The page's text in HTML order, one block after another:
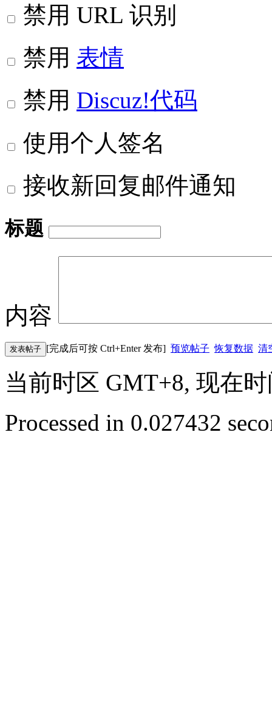
禁用 URL 识别
禁用 表情
禁用 Discuz!代码
使用个人签名
接收新回复邮件通知
标题
内容
发表帖子 [完成后可按 Ctrl+Enter 发布] 预览帖子 恢复数据 清
当前时区 GMT+8, 现在
Processed in 0.027432